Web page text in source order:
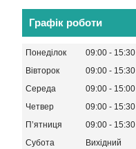
Графік роботи
Понеділок 09:00
15:30
Вівторок
09:00
15:30
Середа
09:00
15:00
Четвер
09:00
15:30
Пʼятниця
09:00
15:30
Субота
Вихідний